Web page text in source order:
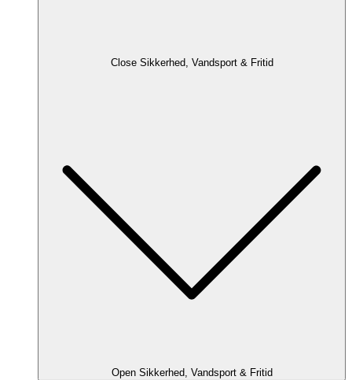
Close Sikkerhed, Vandsport & Fritid
Open Sikkerhed, Vandsport & Fritid